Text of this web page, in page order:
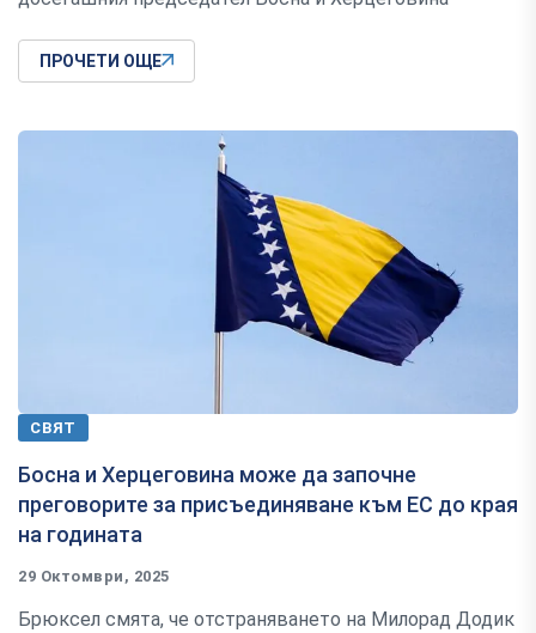
ПРОЧЕТИ ОЩЕ
СВЯТ
Босна и Херцеговина може да започне
преговорите за присъединяване към ЕС до края
на годината
29 Октомври, 2025
Брюксел смята, че отстраняването на Милорад Додик